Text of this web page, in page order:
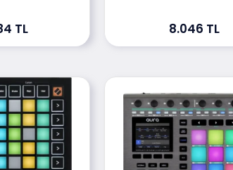
TL 8.046 TL